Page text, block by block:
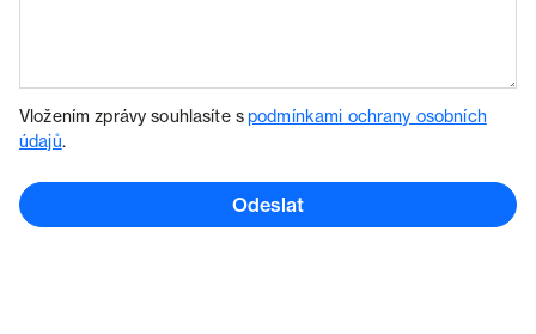
Vložením zprávy souhlasíte spodmínkami ochrany osobních
údajů.
Odeslat